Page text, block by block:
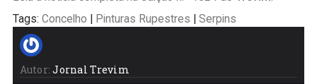
Tags: Concelho Pinturas Rupestres Serpins
Autor: Jornal Trevim